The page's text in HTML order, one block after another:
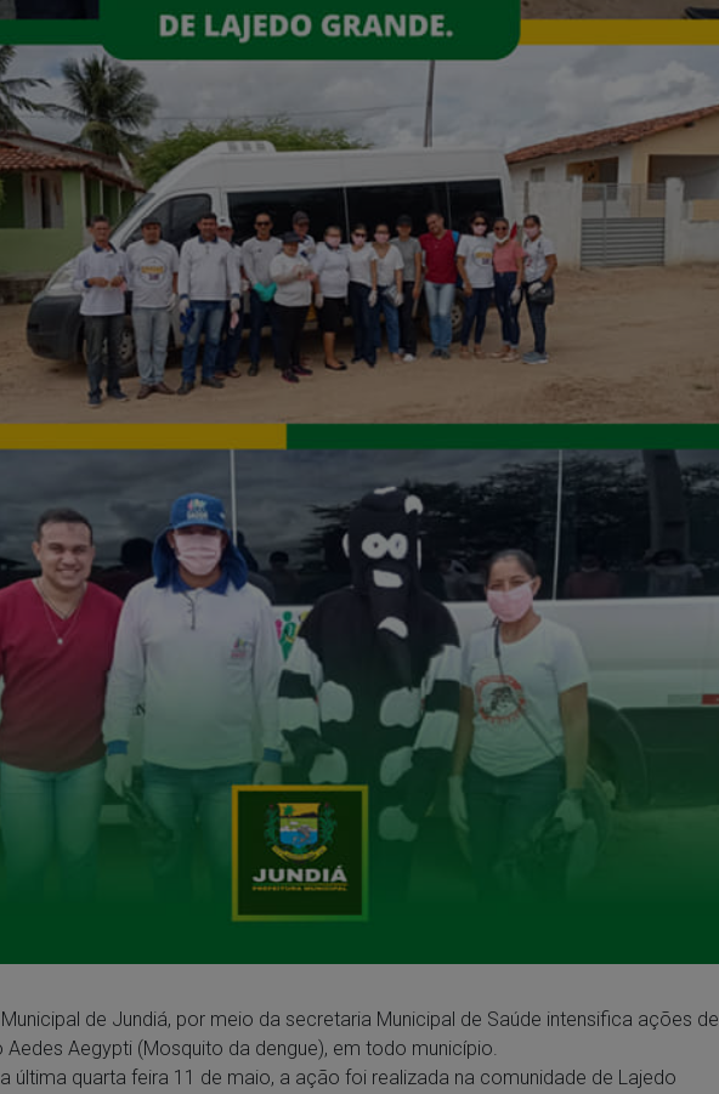
de Jundiá, por meio da secretaria Municipal de Saúde intensifica ações de
Aegypti (Mosquito da dengue), em todo município.
última quarta feira 11 de maio, a ação foi realizada na comunidade de Lajedo